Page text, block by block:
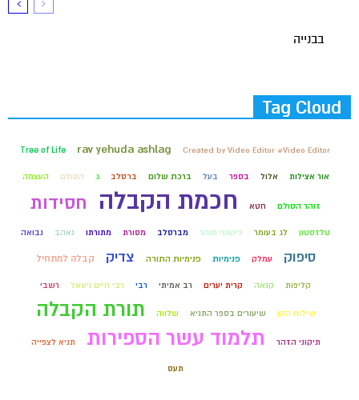
בבנייה
Tag Cloud
Created by Video Editor #Video Editor
rav yehuda ashlag
Tree of Life
אור אצילות אלול בספר בעל ברכת שלום ברסלב ג הסולם העצמה
זוהר הסולם חטא חכמת הקבלה חסידות
טלזסטון לג בעומר ליקוטי מוהר מברסלב מסורת מתורתו נאהב נבואה
סיפוק עמלק פנימיות פנימיות התורה צדיק קבלה למתחיל
קליפות קנאה קרית יערים רב אמיתי רבי רבי חיים ויטאל רשבי
שילוח הקן שיעורים בספר התניא שלווה תורת הקבלה
תיקוני הזהר תלמוד עשר הספירות תניא לצפייה
תעס